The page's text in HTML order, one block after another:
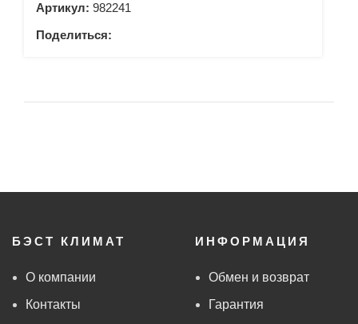
Артикул: 982241
Поделиться:
БЭСТ КЛИМАТ
О компании
Контакты
ИНФОРМАЦИЯ
Обмен и возврат
Гарантия